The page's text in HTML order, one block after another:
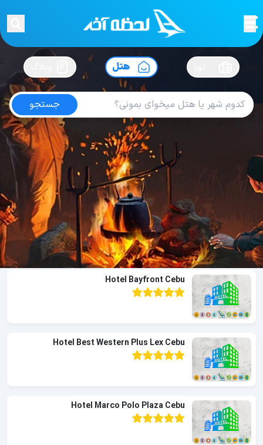
لحظه آخرسفرت رو بساز !
هتل
جستجو
هتل های فیلیپین
امتیاز4 از5| از100 کاربر
لحظه آخر هتل های فیلیپین
Hotel IM
Hotel Bayfront Cebu
Hotel Best Western Plus Lex Cebu
Hotel Marco Polo Plaza Cebu